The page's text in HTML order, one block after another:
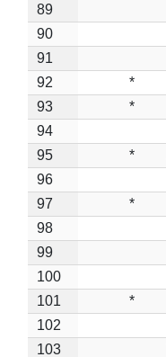
89
90
91
92
*
93
*
94
95
*
96
97
*
98
99
100
101
*
102
103